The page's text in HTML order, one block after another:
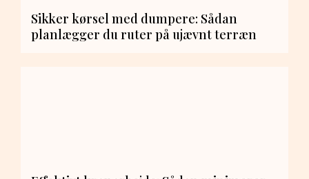
Sikker kørsel med dumpere: Sådan
planlægger du ruter på ujævnt terræn